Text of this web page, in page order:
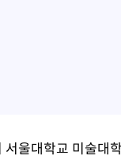
서울대학교 미술대